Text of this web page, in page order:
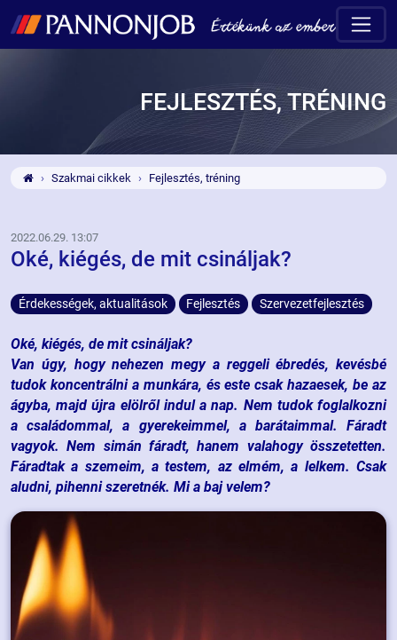
FEJLESZTÉS, TRÉNING
Szakmai cikkek Fejlesztés, tréning
2022.06.29. 13:07
Oké, kiégés, de mit csináljak?
Érdekességek, aktualitások Fejlesztés Szervezetfejlesztés
Oké, kiégés, de mit csináljak?
Van úgy, hogy nehezen megy a reggeli ébredés, kevésbé
tudok koncentrálni a munkára, és este csak hazaesek, be az
ágyba, majd újra elölről indul a nap. Nem tudok foglalkozni
a családommal, a gyerekeimmel, a barátaimmal. Fáradt
vagyok. Nem simán fáradt, hanem valahogy összetetten.
Fáradtak a szemeim, a testem, az elmém, a lelkem. Csak
aludni, pihenni szeretnék. Mi a baj velem?